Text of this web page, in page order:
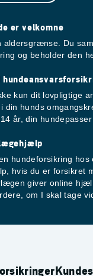
er velkomne
aldersgrænse. Du
og beholder den
kun dit lovpligtige
din hunds
år, din
hundeforsikring hos
hvis du er forsikret
giver online
om I skal tage